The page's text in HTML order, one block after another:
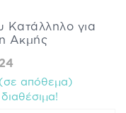
Κατάλληλο για
Ακμής
απόθεμα)